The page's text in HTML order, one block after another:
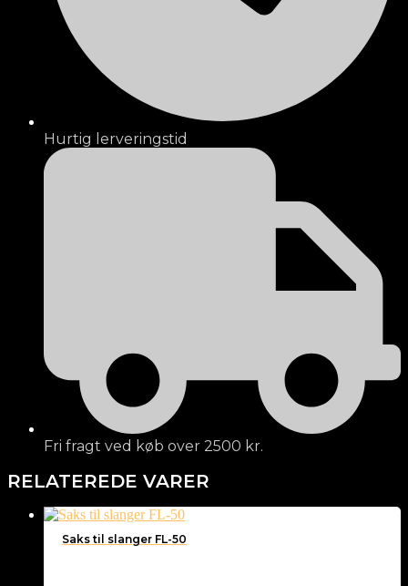
Hurtig lerveringstid
Fri fragt ved køb over 2500 kr.
RELATEREDE VARER
Saks til slanger FL-50